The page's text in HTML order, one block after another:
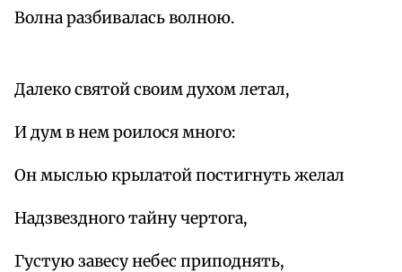
Волна разбивалась волною.
Далеко святой своим духом летал,
И дум в нем роилося много:
Он мыслью крылатой постигнуть желал
Надзвездного тайну чертога,
Густую завесу небес приподнять,